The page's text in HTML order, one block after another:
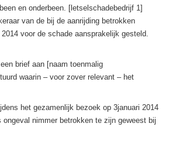
en onderbeen. [letselschadebedrijf 1]
van de bij de aanrijding betrokken
voor de schade aansprakelijk gesteld.
brief aan [naam toenmalig
waarin – voor zover relevant – het
het gezamenlijk bezoek op 3januari 2014
nimmer betrokken te zijn geweest bij